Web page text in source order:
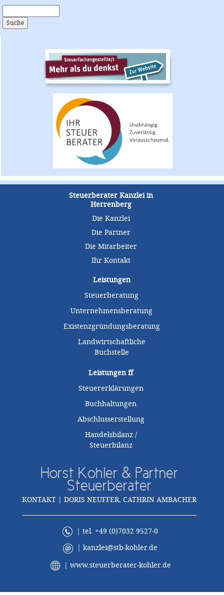
Steuerberater Kanzlei in
Herrenberg
Die Kanzlei
Die Partner
Die Mitarbeiter
Ihr Kontakt
Leistungen
Steuerberatung
Unternehmensberatung
Existenzgründungsberatung
Landwirtschaftliche
Buchstelle
Leistungenff
Steuererklärungen
Buchhaltungen
Abschlusserstellung
Handelsbilanz /
Steuerbilanz
Horst Kohler & Partner
Steuerberater
KONTAKT | DORIS NEUFFER, CATHRIN AMBACHER
| tel. +49 (0)7032 9527-0
| kanzlei@stb-kohler.de
| www.steuerberater-kohler.de